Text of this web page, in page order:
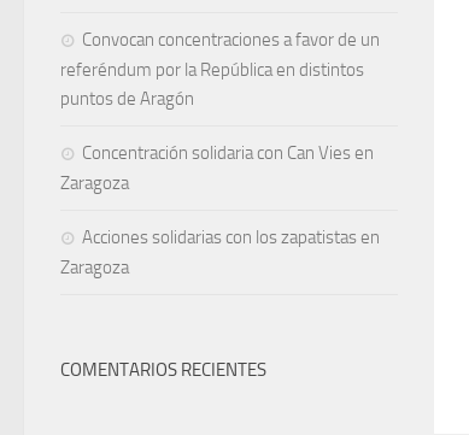
Convocan concentraciones a favor de un
referéndum por la República en distintos
puntos de Aragón
Concentración solidaria con Can Vies en
Zaragoza
Acciones solidarias con los zapatistas en
Zaragoza
COMENTARIOS RECIENTES